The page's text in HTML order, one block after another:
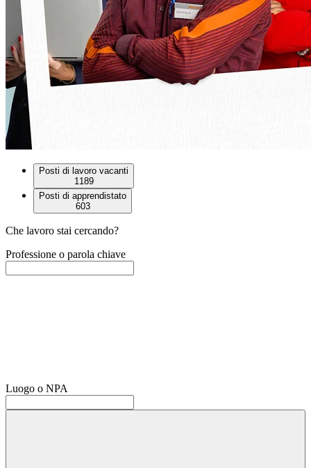
Posti di lavoro vacanti
1189
Posti di apprendistato
603
Che lavoro stai cercando?
Professione o parola chiave
Luogo o NPA